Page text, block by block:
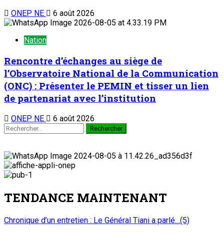
ONEP NE 6 août 2026
Nation
Rencontre d’échanges au siège de
l’Observatoire National de la Communication
(ONC) : Présenter le PEMIN et tisser un lien
de partenariat avec l’institution
ONEP NE 6 août 2026
TENDANCE MAINTENANT
Chronique d’un entretien : Le Général Tiani a parlé…(5)